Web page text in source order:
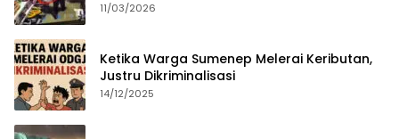
11/03/2026
Ketika Warga Sumenep Melerai Keributan,
Justru Dikriminalisasi
14/12/2025